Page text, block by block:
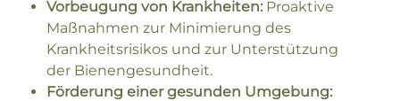
Vorbeugung von Krankheiten: Proaktive
Maßnahmen zur Minimierung des
Krankheitsrisikos und zur Unterstützung
der Bienengesundheit.
Förderung einer gesunden Umgebung: